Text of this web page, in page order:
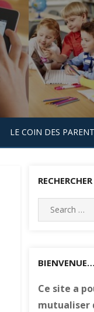
LE COIN DES
Search
for:
BIENVENUE…
Ce site a
mutualiser